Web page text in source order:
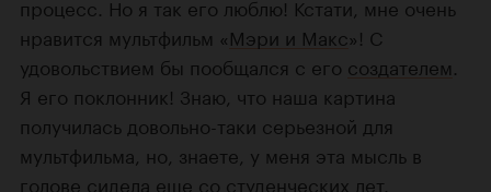
процесс. Но я так его люблю! Кстати, мне очень
нравится мультфильм «Мэри и Макс»! С
удовольствием бы пообщался с его создателем
Я его поклонник! Знаю, что наша картина
получилась довольно-таки серьезной для
мультфильма, но, знаете, у меня эта мысль в
голове сидела еще со студенческих лет.